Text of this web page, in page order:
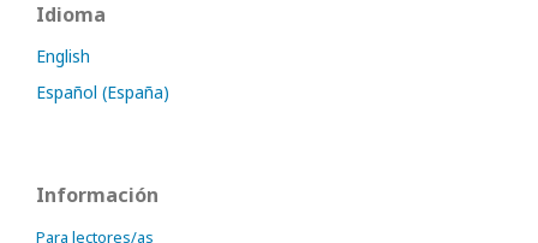
Idioma
English
Español (España)
Información
Para lectores/as